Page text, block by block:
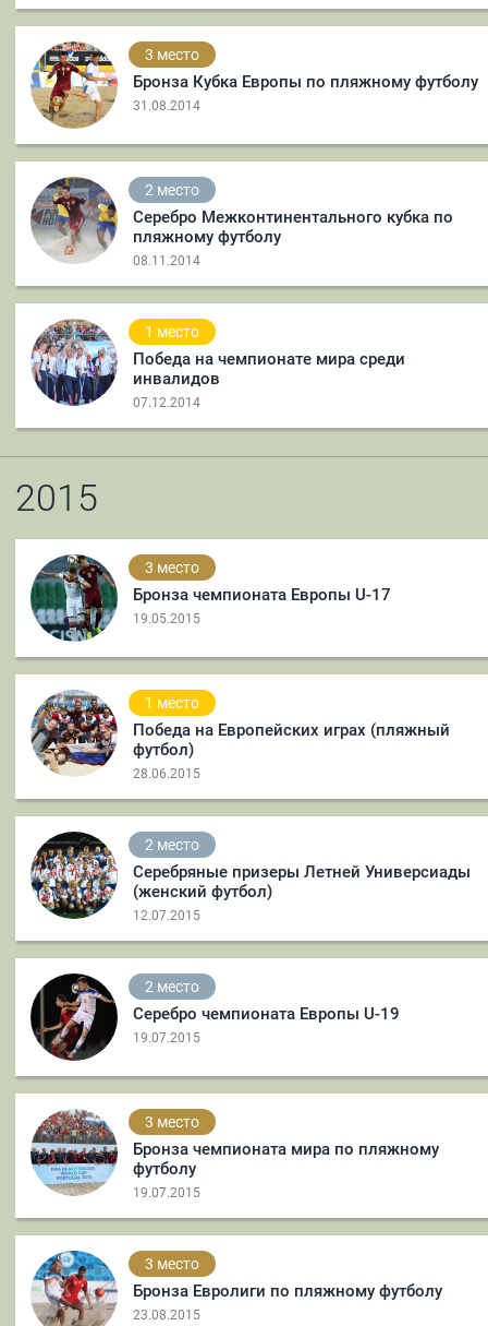
3 место
Бронза Кубка Европы по пляжному футболу
31.08.2014
2 место
Серебро Межконтинентального кубка по
пляжному футболу
08.11.2014
1 место
Победа на чемпионате мира среди
инвалидов
07.12.2014
2015
3 место
Бронза чемпионата Европы U-17
19.05.2015
1 место
Победа на Европейских играх (пляжный
футбол)
28.06.2015
2 место
Серебряные призеры Летней Универсиады
(женский футбол)
12.07.2015
2 место
Серебро чемпионата Европы U-19
19.07.2015
3 место
Бронза чемпионата мира по пляжному
футболу
19.07.2015
3 место
Бронза Евролиги по пляжному футболу
23.08.2015